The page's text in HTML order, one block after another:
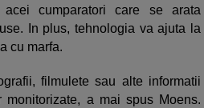
acei cumparatori care se arata
In plus, tehnologia va ajuta la
cu marfa.
filmulete sau alte informatii
monitorizate, a mai spus Moens.